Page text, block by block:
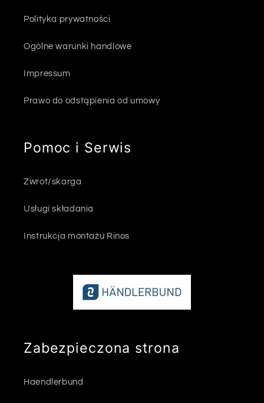
Polityka prywatności
Ogólne warunki handlowe
Impressum
Prawo do odstąpienia od umowy
Pomoc i Serwis
Zwrot/skarga
Usługi składania
Instrukcja montażu Rinos
Zabezpieczona strona
Haendlerbund